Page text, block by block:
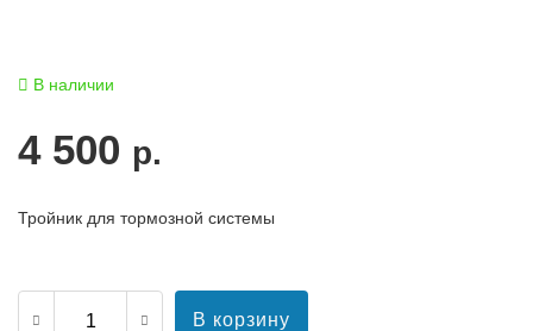
В наличии
4 500 р.
Тройник для тормозной системы
В корзину